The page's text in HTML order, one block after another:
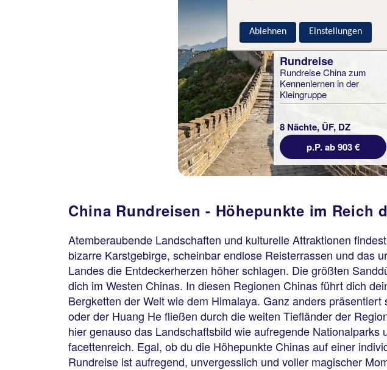
Rundreise
Rundreise China zum
Kennenlernen in der
Kleingruppe
8 Nächte, ÜF, DZ
p.P. ab 903 €
China Rundreisen - Höhepunkte im Reich
Atemberaubende Landschaften und kulturelle Attraktionen
bizarre Karstgebirge, scheinbar endlose Reisterrassen und das
Landes die Entdeckerherzen höher schlagen. Die größten
dich im Westen Chinas. In diesen Regionen Chinas führt dich
Bergketten der Welt wie dem Himalaya. Ganz anders
oder der Huang He fließen durch die weiten Tiefländer der
hier genauso das Landschaftsbild wie aufregende
facettenreich. Egal, ob du die Höhepunkte Chinas auf einer
Rundreise ist aufregend, unvergesslich und voller magischer
Ablehnen Einstellungen